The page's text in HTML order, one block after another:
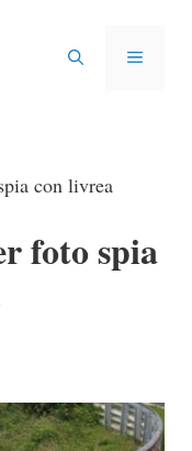
MENU
con livrea
foto spia